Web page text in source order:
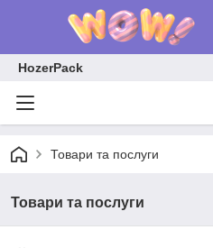
HozerPack
Товари та послуги
Товари та послуги